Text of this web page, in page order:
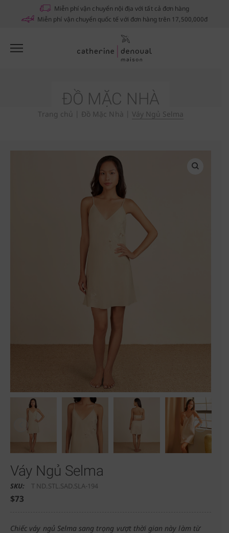
ĐỒ MẶC NHÀ
Trang chủ Đồ Mặc Nhà Váy Ngủ Selma
Miễn phí vận chuyển nội địa với tất cả đơn hàng
Miễn phí vận chuyển quốc tế với đơn hàng trên 17,500,000đ
Váy Ngủ Selma
SKU: T ND.STL.SAD.SLA-194
$73
Chiếc váy ngủ Selma sang trọng vượt thời gian này làm từ